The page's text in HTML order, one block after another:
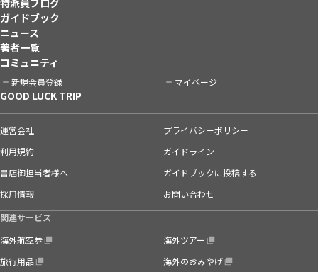
ガイドブック
ニュース
著者一覧
コミュニティ
新規会員登録 マイページ
GOOD LUCK TRIP
運営会社
プライバシーポリシー
利用規約
ガイドライン
書店御担当者様へ
ガイドブックに投稿する
採用情報
お問い合わせ
関連サービス
海外航空券
海外ツアー
旅行用品
海外のおみやげ